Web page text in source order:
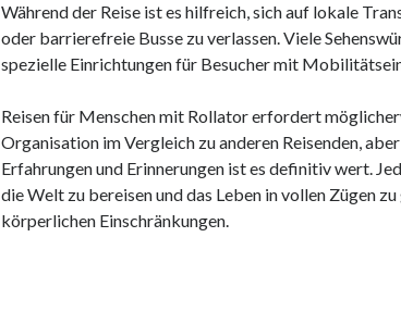
Während der Reise ist es hilfreich, sich auf lokale
oder barrierefreie Busse zu verlassen. Viele
spezielle Einrichtungen für Besucher mit
Reisen für Menschen mit Rollator erfordert
Organisation im Vergleich zu anderen Reisenden,
Erfahrungen und Erinnerungen ist es definitiv wert.
die Welt zu bereisen und das Leben in vollen Zügen
körperlichen Einschränkungen.